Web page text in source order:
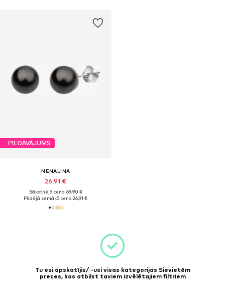
PIEDĀVĀJUMS
NENALINA
26,91 €
Sākotnējā cena: 69,90 €
Pēdējā zemākā cena:26,91 €
Tu esi apskatījis/ -usi visas kategorijas Sievietēm
preces, kas atbilst taviem izvēlētajiem filtriem